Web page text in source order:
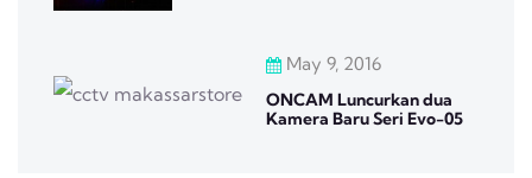
May 9, 2016
ONCAM Luncurkan dua
Kamera Baru Seri Evo-05